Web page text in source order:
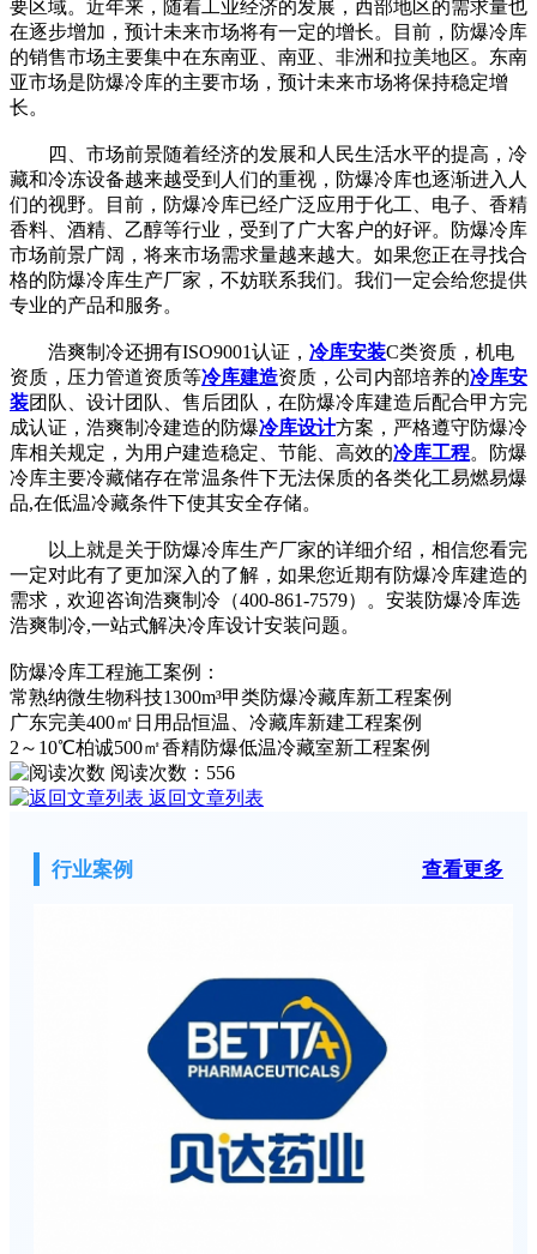
要区域。近年来，随着工业经济的发展，西部地区的需求量也
在逐步增加，预计未来市场将有一定的增长。目前，防爆冷库
的销售市场主要集中在东南亚、南亚、非洲和拉美地区。东南
亚市场是防爆冷库的主要市场，预计未来市场将保持稳定增
长。
四、市场前景随着经济的发展和人民生活水平的提高，冷
藏和冷冻设备越来越受到人们的重视，防爆冷库也逐渐进入人
们的视野。目前，防爆冷库已经广泛应用于化工、电子、香精
香料、酒精、乙醇等行业，受到了广大客户的好评。防爆冷库
市场前景广阔，将来市场需求量越来越大。如果您正在寻找合
格的防爆冷库生产厂家，不妨联系我们。我们一定会给您提供
专业的产品和服务。
浩爽制冷还拥有ISO9001认证， 冷库安装C类资质，机电
资质，压力管道资质等冷库建造资质，公司内部培养的冷库安
装团队、设计团队、售后团队，在防爆冷库建造后配合甲方完
成认证，浩爽制冷建造的防爆冷库设计方案，严格遵守防爆冷
库相关规定，为用户建造稳定、节能、高效的冷库工程。防爆
冷库主要冷藏储存在常温条件下无法保质的各类化工易燃易爆
品,在低温冷藏条件下使其安全存储。
以上就是关于防爆冷库生产厂家的详细介绍，相信您看完
一定对此有了更加深入的了解，如果您近期有防爆冷库建造的
需求，欢迎咨询浩爽制冷（400-861-7579）。安装防爆冷库选
浩爽制冷,一站式解决冷库设计安装问题。
防爆冷库工程施工案例：
常熟纳微生物科技1300m³甲类防爆冷藏库新工程案例
广东完美400㎡日用品恒温、冷藏库新建工程案例
2～10℃柏诚500㎡香精防爆低温冷藏室新工程案例
阅读次数： 556
返回文章列表
行业案例 查看更多